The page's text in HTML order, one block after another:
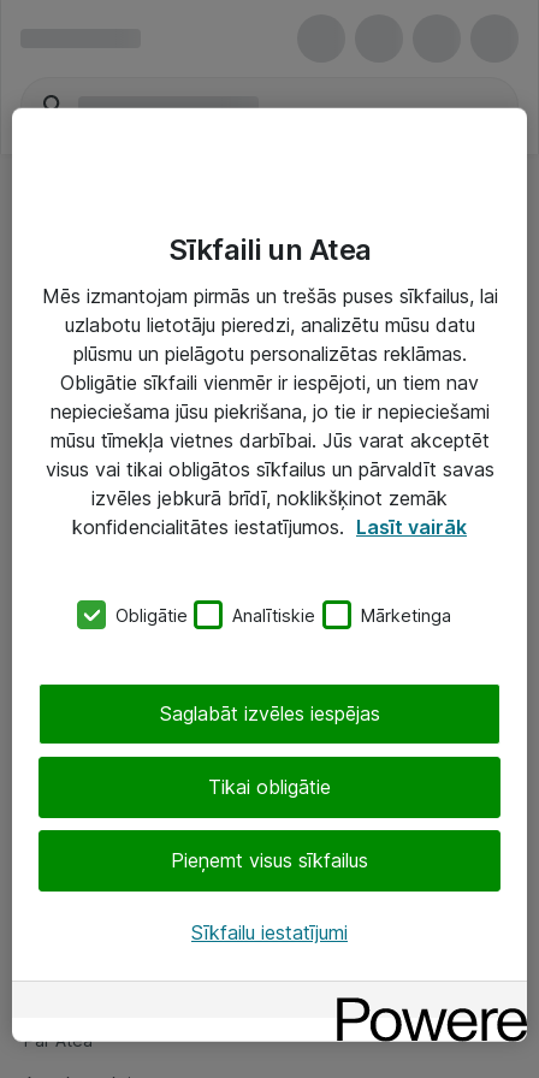
Risinājumi & Pakalpojumi
IT serviss un atbalsts
IT infrastruktūra
Darba vietu IT risinājumi
Serveri un datu centri
SIA „ATEA”
eShop@atea.lv
Sekojiet mums
Par Atea
Par Atea
Sīkfaili un Atea
Mēs izmantojam pirmās un trešās puses sīkfailus, lai
uzlabotu lietotāju pieredzi, analizētu mūsu datu
plūsmu un pielāgotu personalizētas reklāmas.
Obligātie sīkfaili vienmēr ir iespējoti, un tiem nav
nepieciešama jūsu piekrišana, jo tie ir nepieciešami
mūsu tīmekļa vietnes darbībai. Jūs varat akceptēt
visus vai tikai obligātos sīkfailus un pārvaldīt savas
izvēles jebkurā brīdī, noklikšķinot zemāk
konfidencialitātes iestatījumos. Lasīt vairāk
Obligātie Analītiskie Mārketinga
Tikai obligātie
Pieņemt visus sīkfailus
Saglabāt izvēles iespējas
Sīkfailu iestatījumi